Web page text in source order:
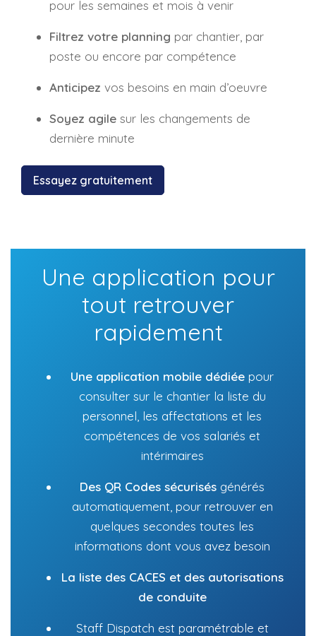
pour les semaines et mois à venir
Filtrez votre planning par chantier, par
poste ou encore par compétence
Anticipez vos besoins en main d’oeuvre
Soyez agile sur les changements de
dernière minute
Essayez gratuitement
Une application pour
tout retrouver
rapidement
Une application mobile dédiée pour
consulter sur le chantier la liste du
personnel, les affectations et les
compétences de vos salariés et
intérimaires
Des QR Codes sécurisés générés
automatiquement, pour retrouver en
quelques secondes toutes les
informations dont vous avez besoin
La liste des CACES et des autorisations
de conduite
Staff Dispatch est paramétrable et